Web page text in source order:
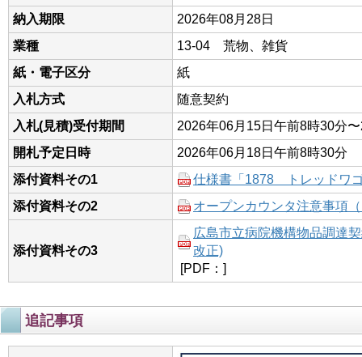
納入期限
2026年08月28日
業種
13-04 荒物、雑貨
紙・電子区分
紙
入札方式
随意契約
入札(見積)受付期間
2026年06月15日午前8時30分
開札予定日時
2026年06月18日午前8時30分
添付資料その1
仕様書「1878 トレッドワ
添付資料その2
オープンカウンタ注意事項
添付資料その3
広島市立病院機構物品調達
改正)
[PDF：]
追記事項